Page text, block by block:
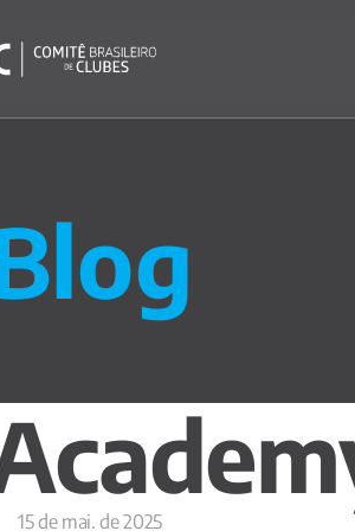
15 de mai. de 2025